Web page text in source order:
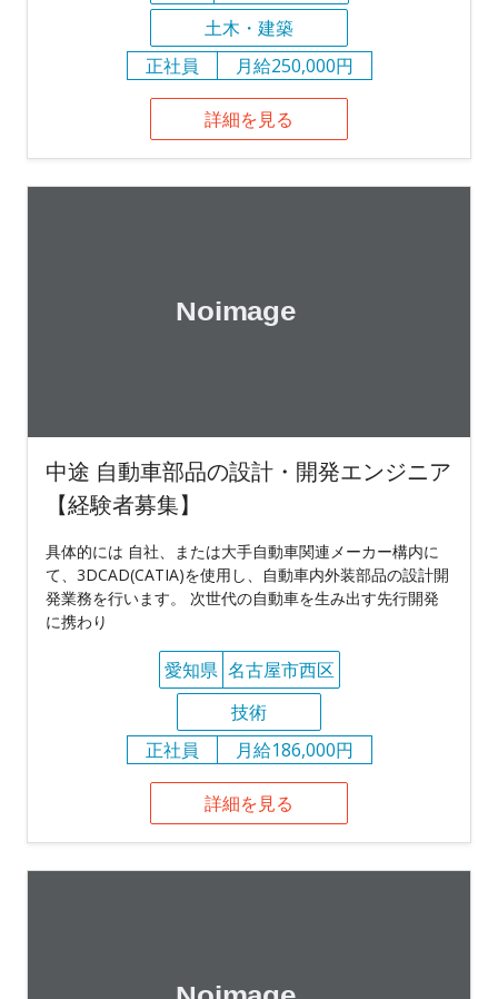
土木・建築
正社員
月給250,000円
詳細を見る
中途 自動車部品の設計・開発エンジニア
【経験者募集】
具体的には 自社、または大手自動車関連メーカー構内に
て、3DCAD(CATIA)を使用し、自動車内外装部品の設計開
発業務を行います。 次世代の自動車を生み出す先行開発
に携わり
愛知県 名古屋市西区
技術
正社員
月給186,000円
詳細を見る